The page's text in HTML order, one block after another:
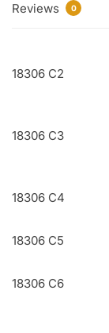
Reviews 0
18306 C2
18306 C3
18306 C4
18306 C5
18306 C6